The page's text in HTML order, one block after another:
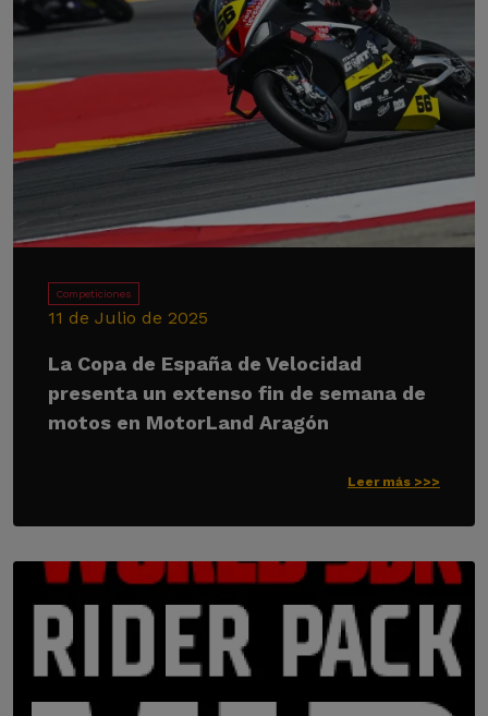
Competiciones
11 de Julio de 2025
La Copa de España de Velocidad
presenta un extenso fin de semana de
motos en MotorLand Aragón
Leer más >>>